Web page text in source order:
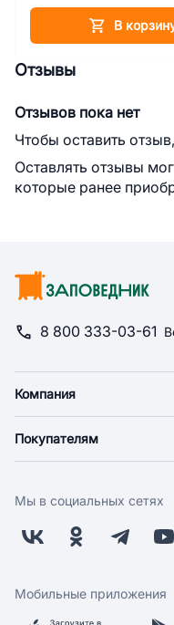
В
Отзывы
Отзывов пока нет
Чтобы оставить
Оставлять отзывы
которые ранее
8 800 333-03-61
Компания
Новости
Поставщикам
Заводчикам
Обратная связь
Покупателям
Оплата
Бонусная программа
Скидки и акции
Мы в социальных сетях
Мобильные приложения